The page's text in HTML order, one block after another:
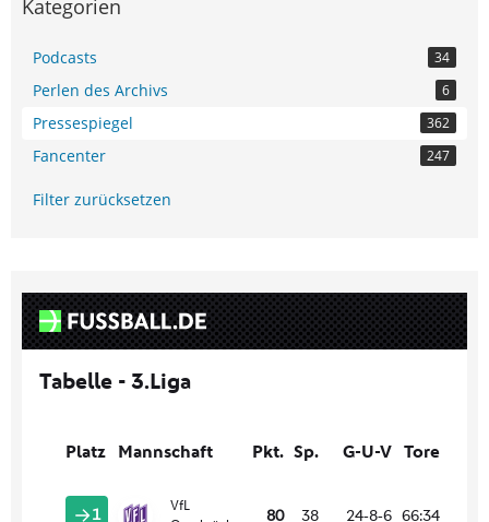
Kategorien
Podcasts 34
Perlen des Archivs 6
Pressespiegel 362
Fancenter 247
Filter zurücksetzen